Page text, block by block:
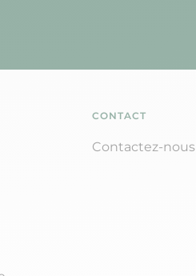
CONTACT
Contactez-nous